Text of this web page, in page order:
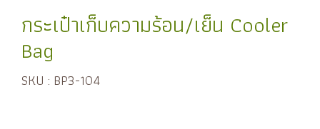
กระเป๋าเก็บความร้อน/เย็น Cooler
Bag
SKU : BP3-104